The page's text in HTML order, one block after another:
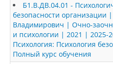
Б1.В.ДВ.04.01 -
безопасности организации
Владимирович | Очно-
и психологии | 2021 | 2025-
Психология: Психология
Полный курс обучения